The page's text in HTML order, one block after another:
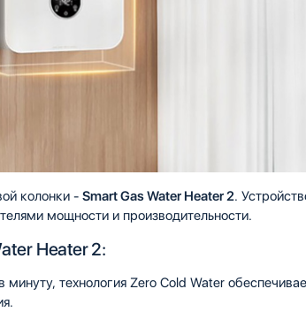
колонки - Smart Gas Water Heater 2.
мощности и производительности.
Heater 2:
технология Zero Cold Water